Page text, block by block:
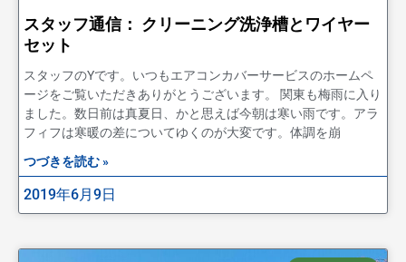
スタッフ通信： クリーニング洗浄槽とワイヤー
セット
スタッフのYです。いつもエアコンカバーサービスのホームペ
ージをご覧いただきありがとうございます。 関東も梅雨に入り
ました。数日前は真夏日、かと思えば今朝は寒い雨です。アラ
フィフは寒暖の差についてゆくのが大変です。体調を崩
つづきを読む »
2019年6月9日